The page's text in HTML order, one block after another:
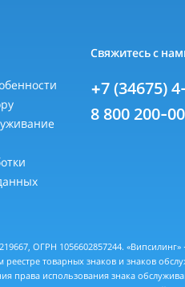
Свяжитесь с
+7 (34675)
8 800 200-
ОГРН 1056602857244. «Випсилинг»
товарных знаков и знаков
права использования знака